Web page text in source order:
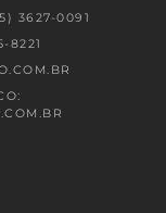
3627-0091
8221